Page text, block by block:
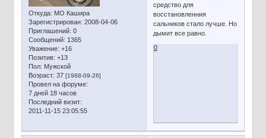
Откуда: МО Кашира
Зарегистрирован: 2008-04-06
Приглашений: 0
Сообщений: 1365
Уважение: +16
Позитив: +13
Пол: Мужской
Возраст: 37 [1988-09-26]
Провел на форуме:
7 дней 18 часов
Последний визит:
2011-11-15 23:05:55
средство для
восстановленния
сальников стало лучше. Но
дымит все равно.
0